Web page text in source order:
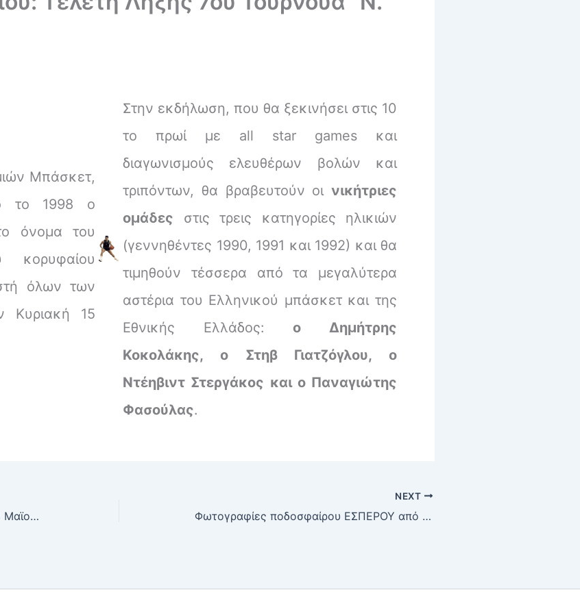
Μπάσκετ,
το 1998 ο
όνομα του
όλων των
Κυριακή 15
Στην εκδήλωση, που θα ξεκινήσει στις 10
το πρωί με all star games και
διαγωνισμούς ελευθέρων βολών και
τριπόντων, θα βραβευτούν οι νικήτριες
ομάδες στις τρεις κατηγορίες ηλικιών
(γεννηθέντες 1990, 1991 και 1992) και θα
τιμηθούν τέσσερα από τα μεγαλύτερα
αστέρια του Ελληνικού μπάσκετ και της
Εθνικής Ελλάδος:ο Δημήτρης
Κοκολάκης, ο Στηβ Γιατζόγλου, ο
Ντέηβιντ Στεργάκος και ο Παναγιώτης
Φασούλας.
Οι αγώνες του Σαββατοκύριακου 7-8 Μαϊου 2005
NEXT
Φωτογραφίες ποδοσφαίρου ΕΣΠΕΡΟΥ από τη δεκαετία του 1940